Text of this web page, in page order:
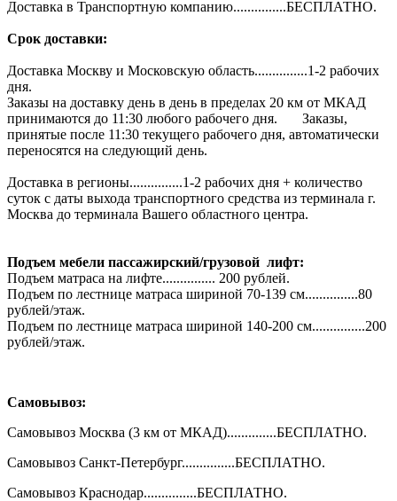
Доставка в Транспортную компанию...............БЕСПЛАТНО.
Срок доставки:
Доставка Москву и Московскую область...............1-2 рабочих
дня.
Заказы на доставку день в день в пределах 20 км от МКАД
принимаются до 11:30 любого рабочего дня. Заказы,
принятые после 11:30 текущего рабочего дня, автоматически
переносятся на следующий день.
Доставка в регионы...............1-2 рабочих дня + количество
суток с даты выхода транспортного средства из терминала г.
Москва до терминала Вашего областного центра.
Подъем мебели пассажирский/грузовой лифт:
Подъем матраса на лифте............... 200 рублей.
Подъем по лестнице матраса шириной 70-139 см...............80
рублей/этаж.
Подъем по лестнице матраса шириной 140-200 см...............200
рублей/этаж.
Самовывоз:
Самовывоз Москва (3 км от МКАД)..............БЕСПЛАТНО.
Самовывоз Санкт-Петербург...............БЕСПЛАТНО.
Самовывоз Краснодар...............БЕСПЛАТНО.